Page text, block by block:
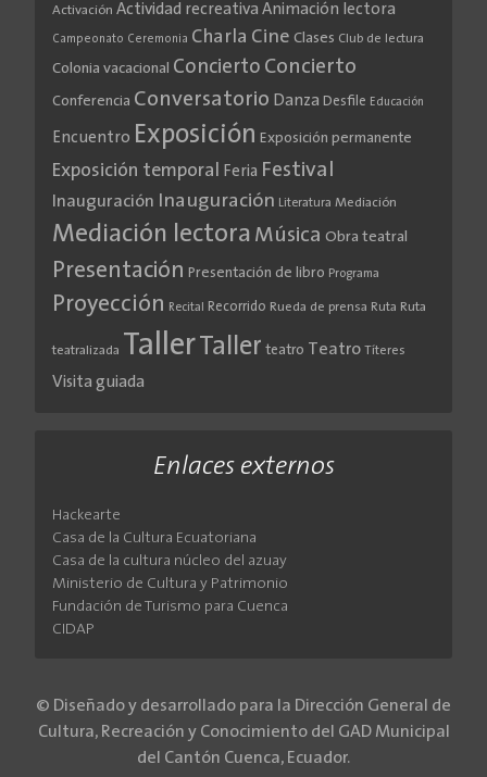
Activación Actividad recreativa Animación lectora
Campeonato Ceremonia Charla Cine Clases Club de lectura
Colonia vacacional Concierto Concierto
Conferencia Conversatorio Danza Desfile Educación
Encuentro Exposición Exposición permanente
Exposición temporal Feria Festival
Inauguración Inauguración Literatura Mediación
Mediación lectora Música Obra teatral
Presentación Presentación de libro Programa
Proyección Recital Recorrido Rueda de prensa Ruta Ruta
teatralizada TallerTaller teatro Teatro Títeres
Visita guiada
Enlaces externos
Hackearte
Casa de la Cultura Ecuatoriana
Casa de la cultura núcleo del azuay
Ministerio de Cultura y Patrimonio
Fundación de Turismo para Cuenca
CIDAP
© Diseñado y desarrollado para la Dirección General de
Cultura, Recreación y Conocimiento del GAD Municipal
del Cantón Cuenca, Ecuador.